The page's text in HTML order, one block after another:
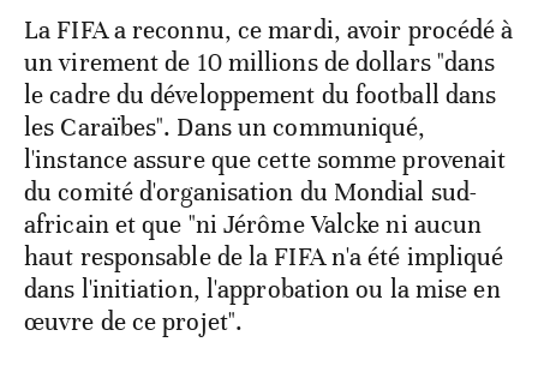
La FIFA a reconnu, ce mardi, avoir procédé à
un virement de 10 millions de dollars "dans
le cadre du développement du football dans
les Caraïbes". Dans un communiqué,
l'instance assure que cette somme provenait
du comité d'organisation du Mondial sud-
africain et que "ni Jérôme Valcke ni aucun
haut responsable de la FIFA n'a été impliqué
dans l'initiation, l'approbation ou la mise en
œuvre de ce projet".